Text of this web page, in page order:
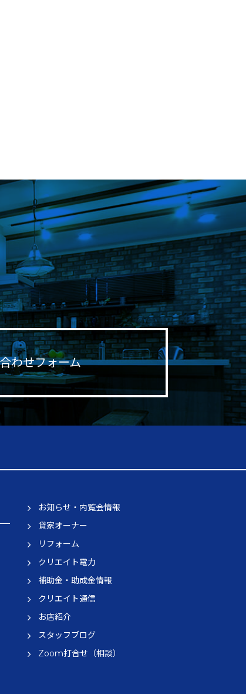
わせフォーム
お知らせ・内覧会情報
貸家オーナー
リフォーム
クリエイト電力
補助金・助成金情報
クリエイト通信
お店紹介
スタッフブログ
Zoom打合せ（相談）